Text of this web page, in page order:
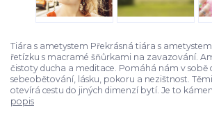
Tiára s ametystem Překrásná tiára s
řetízku s macramé šňůrkami na zavazování.
čistoty ducha a meditace. Pomáhá nám v sobě
sebeobětování, lásku, pokoru a nezištnost.
otevírá cestu do jiných dimenzí bytí. Je to kámen
popis